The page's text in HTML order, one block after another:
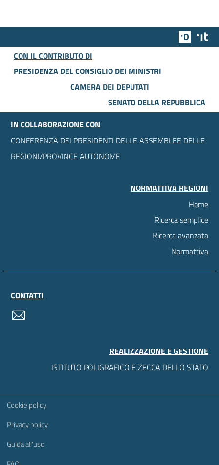
Team
CON IL CONTRIBUTO DI
PRESIDENZA DEL CONSIGLIO DEI MINISTRI
CAMERA DEI DEPUTATI
SENATO DELLA REPUBBLICA
IN COLLABORAZIONE CON
CONFERENZA DEI PRESIDENTI DELLE ASSEMBLEE DELLE
REGIONI/PROVINCE AUTONOME
NORMATTIVA REGIONI
Home
Ricerca semplice
Ricerca avanzata
Normattiva
CONTATTI
REALIZZAZIONE E GESTIONE
ISTITUTO POLIGRAFICO E ZECCA DELLO STATO
Sezione Link Utili
Cookie policy
Privacy policy
Guida all'uso